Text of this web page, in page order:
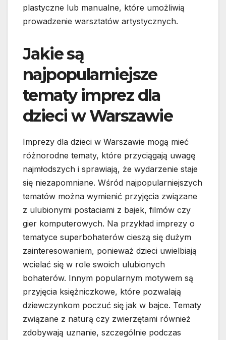
plastyczne lub manualne, które umożliwią
prowadzenie warsztatów artystycznych.
Jakie są
najpopularniejsze
tematy imprez dla
dzieci w Warszawie
Imprezy dla dzieci w Warszawie mogą mieć
różnorodne tematy, które przyciągają uwagę
najmłodszych i sprawiają, że wydarzenie staje
się niezapomniane. Wśród najpopularniejszych
tematów można wymienić przyjęcia związane
z ulubionymi postaciami z bajek, filmów czy
gier komputerowych. Na przykład imprezy o
tematyce superbohaterów cieszą się dużym
zainteresowaniem, ponieważ dzieci uwielbiają
wcielać się w role swoich ulubionych
bohaterów. Innym popularnym motywem są
przyjęcia księżniczkowe, które pozwalają
dziewczynkom poczuć się jak w bajce. Tematy
związane z naturą czy zwierzętami również
zdobywają uznanie, szczególnie podczas